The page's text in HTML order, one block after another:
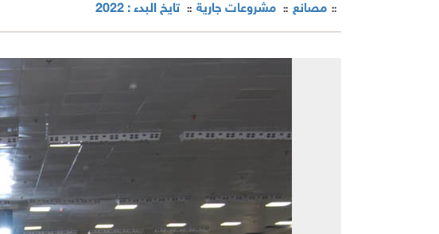
تايخ البدء : 2022 ::مشروعات جارية ::مصانع ::